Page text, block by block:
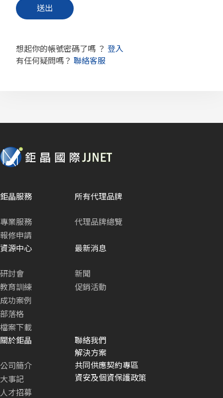
想起你的帳號密碼了嗎 ？ 登入
有任何疑問嗎？ 聯絡客服
鉅晶服務
專業服務
報修申請
所有代理品牌
代理品牌總覽
資源中心
研討會
教育訓練
成功案例
部落格
檔案下載
最新消息
新聞
促銷活動
關於鉅晶
公司簡介
大事記
人才招募
聯絡我們
解決方案
共同供應契約專區
資安及個資保護政策